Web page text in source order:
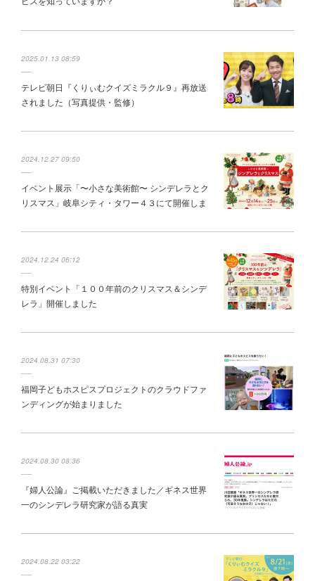
2025.01.13 08:59
テレビ朝日『くりぃむクイズミラクル９』再放送
されました（写真提供・監修）
2024.12.27 09:50
イベント展示「〜小さな美術館〜 シンデレラとク
リスマス」岐阜シティ・タワー４３にて開催しま
2024.12.24 06:12
特別イベント「１００年前のクリスマス＆シンデ
レラ」開催しました
2024.08.31 07:30
福岡子どもホスピスプロジェクトのクラウドファ
ンディングが始まりました
2024.08.30 08:36
『婦人公論』ご掲載いただきました／ギネス世界
一のシンデレラ研究家が語る真実
2024.08.22 03:22